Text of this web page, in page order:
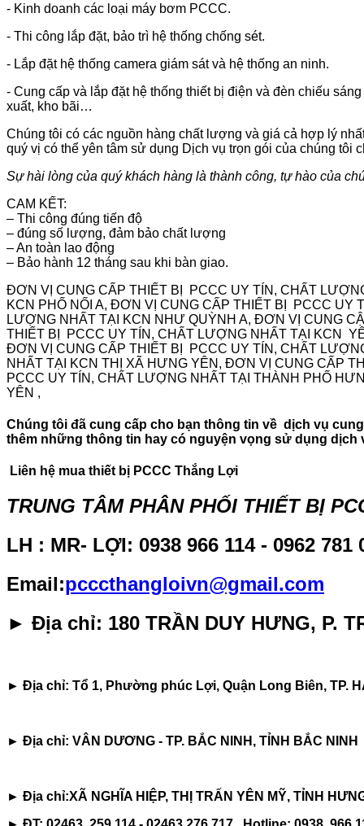
- Kinh doanh các loại máy bơm PCCC.
- Thi công lắp đặt, bảo trì hệ thống chống sét.
- Lắp đặt hệ thống camera giám sát và hệ thống an ninh.
- Cung cấp và lắp đặt hệ thống thiết bị điện và đèn chiếu
xuất, kho bãi…
Chúng tôi có các nguồn hàng chất lượng và giá cả hợp lý
quý vị có thể yên tâm sử dụng Dịch vụ trọn gói của chúng tôi
Sự hài lòng của quý khách hàng là thành công, tự hào của
CAM KẾT:
– Thi công đúng tiến độ
– đúng số lượng, đảm bảo chất lượng
– An toàn lao động
– Bảo hành 12 tháng sau khi bàn giao.
ĐƠN VỊ CUNG CẤP THIẾT BỊ PCCC UY TÍN, CHẤT
KCN PHỐ NỐI A, ĐƠN VỊ CUNG CẤP THIẾT BỊ PCCC
LƯỢNG NHẤT TẠI KCN NHƯ QUỲNH A, ĐƠN VỊ CUNG
THIẾT BỊ PCCC UY TÍN, CHẤT LƯỢNG NHẤT TẠI KCN
ĐƠN VỊ CUNG CẤP THIẾT BỊ PCCC UY TÍN, CHẤT
NHẤT TẠI KCN THỊ XÃ HƯNG YÊN, ĐƠN VỊ CUNG CẤP
PCCC UY TÍN, CHẤT LƯỢNG NHẤT TẠI THÀNH PHỐ
YÊN ,
Chúng tôi đã cung cấp cho bạn thông tin về dịch vụ
thêm những thông tin hay có nguyện vọng sử dụng dịch
Liên hệ mua thiết bị PCCC Thắng Lợi
TRUNG TÂM PHÂN PHỐI THIẾT BỊ
LH : MR- LỢI: 0938 966 114 - 0962 781
Email:pcccthangloivn@gmail.com
► Địa chỉ: 180 TRẦN DUY HƯNG, P.
► Địa chỉ: Tổ 1, Phường phúc Lợi, Quận Long Biên, TP.
► Địa chỉ: VÂN DƯƠNG - TP. BẮC NINH, TỈNH BẮC NINH
► Địa chỉ:XÃ NGHĨA HIỆP, THỊ TRẤN YÊN MỸ, TỈNH